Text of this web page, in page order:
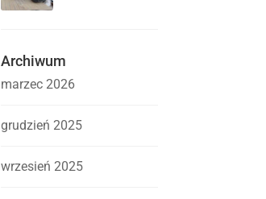
Archiwum
marzec 2026
grudzień 2025
wrzesień 2025